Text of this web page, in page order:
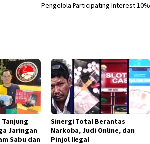
Pengelola Participating Interest 10%
Tanjung
Jaringan
Sabu dan
Sinergi Total Berantas
Narkoba, Judi Online, dan
Pinjol Ilegal